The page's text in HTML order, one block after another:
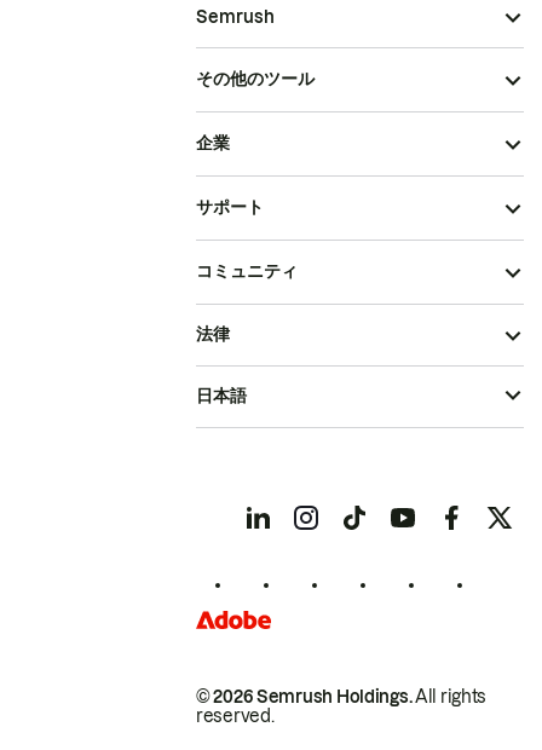
Semrush
その他のツール
企業
サポート
コミュニティ
© 2026 Semrush Holdings.All rights
reserved.
法律
日本語